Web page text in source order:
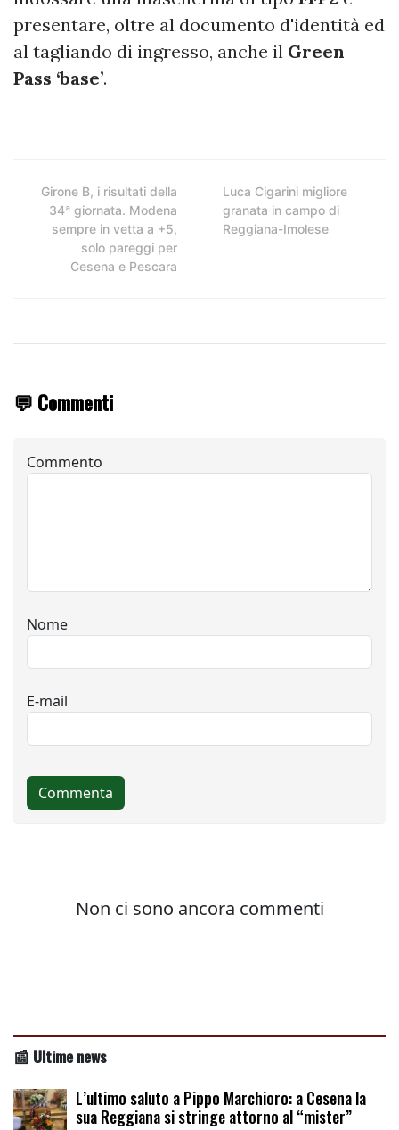
presentare, oltre al documento d'identità ed
al tagliando di ingresso, anche il Green
Pass ‘base’.
Girone B, i risultati della
34ª giornata. Modena
sempre in vetta a +5,
solo pareggi per
Cesena e Pescara
Luca Cigarini migliore
granata in campo di
Reggiana-Imolese
💬 Commenti
📰 Ultime news
L’ultimo saluto a Pippo Marchioro: a Cesena la
sua Reggiana si stringe attorno al “mister”